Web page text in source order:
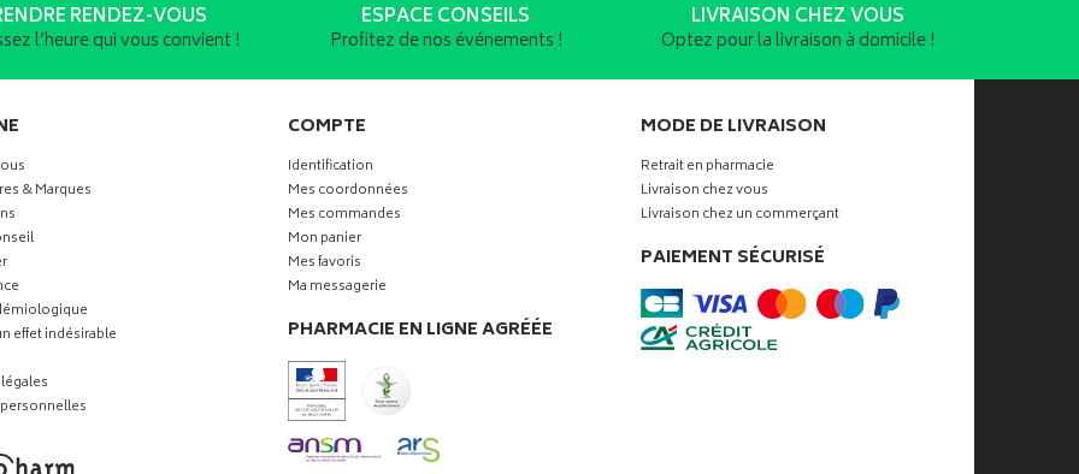
RENDEZ-VOUS
l’heure qui vous convient !
ESPACE CONSEILS
Profitez de nos événements !
LIVRAISON CHEZ VOUS
Optez pour la livraison à domicile !
& Marques
effet indésirable
COMPTE
Identification
Mes coordonnées
Mes commandes
Mon panier
Mes favoris
Ma messagerie
PHARMACIE EN LIGNE AGRÉÉE
MODE DE LIVRAISON
Retrait en pharmacie
Livraison chez vous
Livraison chez un commerçant
PAIEMENT SÉCURISÉ